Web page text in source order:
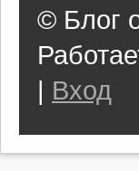
© Блог
| Вход